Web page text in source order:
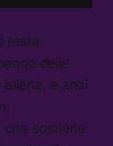
resta
delle
e anzi
che sostiene